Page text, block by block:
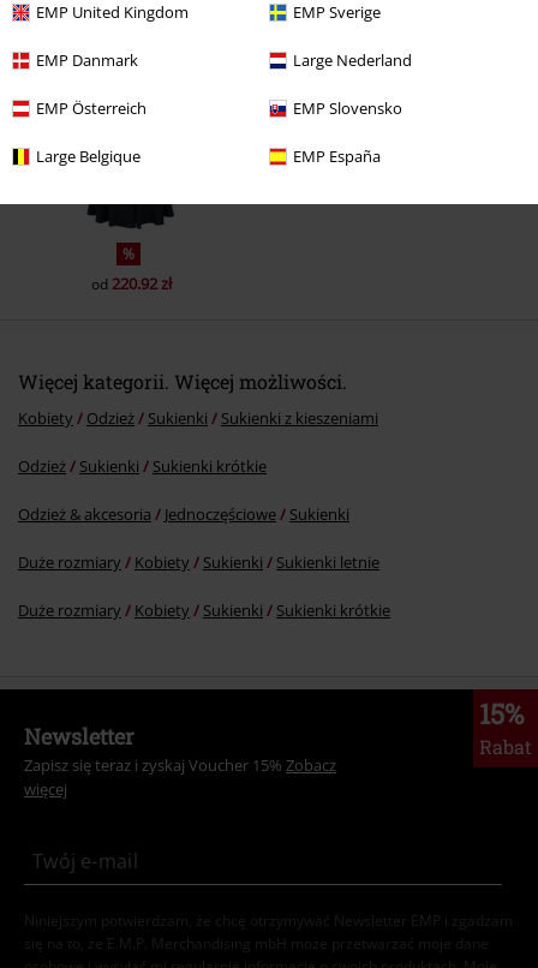
EMP United Kingdom EMP Sverige
EMP Danmark Large Nederland
EMP Österreich EMP Slovensko
Large Belgique EMP España
Prześlij komentarz
Ostatnia wizyta
%
od 220.92 zł
Więcej kategorii. Więcej możliwości.
Kobiety Odzież Sukienki Sukienki z kieszeniami
Odzież Sukienki Sukienki krótkie
Odzież & akcesoria Jednoczęściowe Sukienki
Duże rozmiary Kobiety Sukienki Sukienki letnie
Duże rozmiary Kobiety Sukienki Sukienki krótkie
15%
Rabat
Newsletter
Zapisz się teraz i zyskaj Voucher 15% Zobacz
więcej
Niniejszym potwierdzam, że chcę otrzymywać Newsletter EMP i zgadzam
się na to, że E.M.P. Merchandising mbH może przetwarzać moje dane